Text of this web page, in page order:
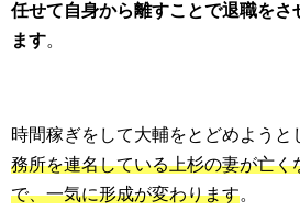
任せて自身から離すことで退職をさ
ます。
時間稼ぎをして大輔をとどめようと
務所を連名している上杉の妻が亡く
で、一気に形成が変わります。